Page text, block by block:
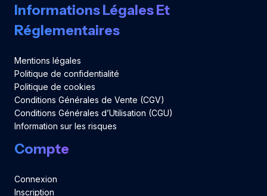
Informations Légales Et
Réglementaires
Mentions légales
Politique de confidentialité
Politique de cookies
Conditions Générales de Vente (CGV)
Conditions Générales d’Utilisation (CGU)
Information sur les risques
Compte
Connexion
Inscription